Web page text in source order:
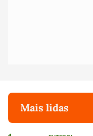
Mais lidas